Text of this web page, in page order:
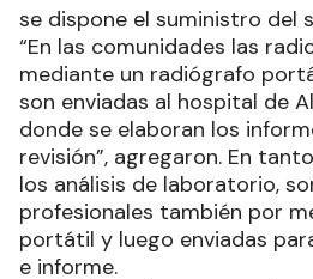
se dispone el suministro del
“En las comunidades las
mediante un radiógrafo
son enviadas al hospital de
donde se elaboran los
revisión”, agregaron. En
los análisis de laboratorio,
profesionales también por
portátil y luego enviadas
e informe.